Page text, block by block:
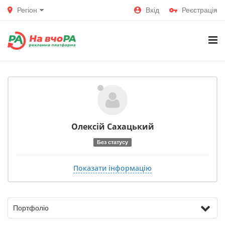
Регіон Вхід Реєстрація
Олексій Сахацький
Без статусу
Показати інформацію
Портфоліо